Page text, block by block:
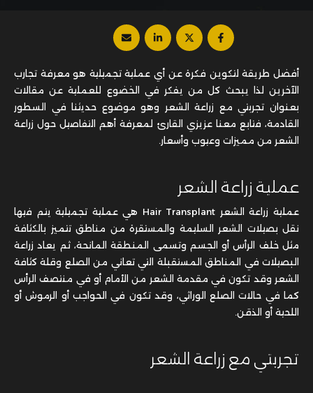
أفضل طريقة لتكوين فكرة عن أي عملية تجميلية هو معرفة تجارب
الآخرين لذا يبحث كل من يفكر في الخضوع للعملية عن مقالات
بعنوان تجربتي مع زراعة الشعر وهو موضوع حديثنا في السطور
القادمة، فتابع معنا عزيزي القارئ لمعرفة أهم التفاصيل حول زراعة
الشعر من مميزات وعيوب وأسعار.
عملية زراعة الشعر
عملية زراعة الشعر Hair Transplant هي عملية تجميلية يتم فيها
نقل بصيلات الشعر السليمة والمستقرة من مناطق تتميز بالكثافة
مثل خلف الرأس أو الجسم وتسمى المنطقة المانحة، ثم يعاد زراعة
البصيلات في المناطق المستقبلة التي تعاني من الصلع وقلة كثافة
الشعر وقد تكون في مقدمة الشعر من الأمام أو في منتصف الرأس
كما في حالات الصلع الوراثي، وقد تكون في الحواجب أو الرموش أو
اللحية أو الذقن.
تجربتي مع زراعة الشعر